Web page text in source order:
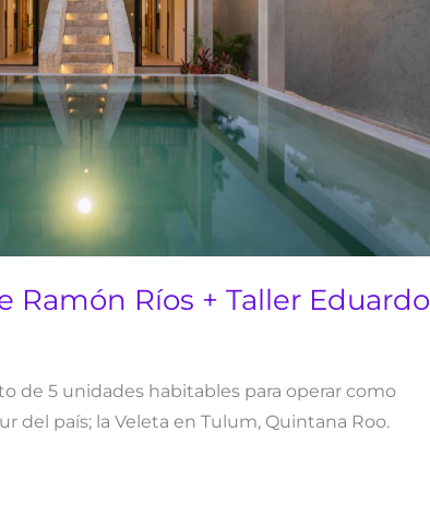
Ramón Ríos + Taller Eduardo
de 5 unidades habitables para operar como
del país; la Veleta en Tulum, Quintana Roo.